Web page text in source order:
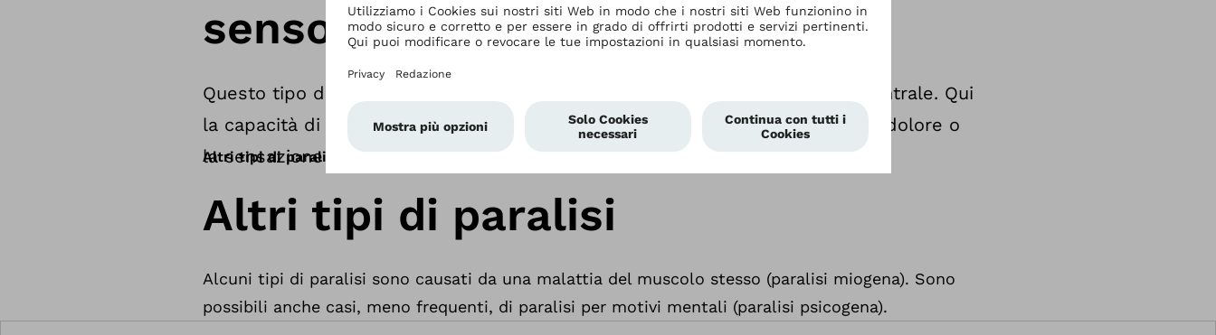
sensoria)
Questo tipo di paralisi è causato da danni al sistema nervoso periferico o centrale. Qui
la capacità di percepire gli stimoli sensoriali (come il raffreddore, il calore, il dolore o
la sensazione tattile) è inesistente o ridotta in determinate parti del corpo.
Altri tipi di paralisi
Altri tipi di paralisi
Alcuni tipi di paralisi sono causati da una malattia del muscolo stesso (paralisi miogena). Sono
possibili anche casi, meno frequenti, di paralisi per motivi mentali (paralisi psicogena).